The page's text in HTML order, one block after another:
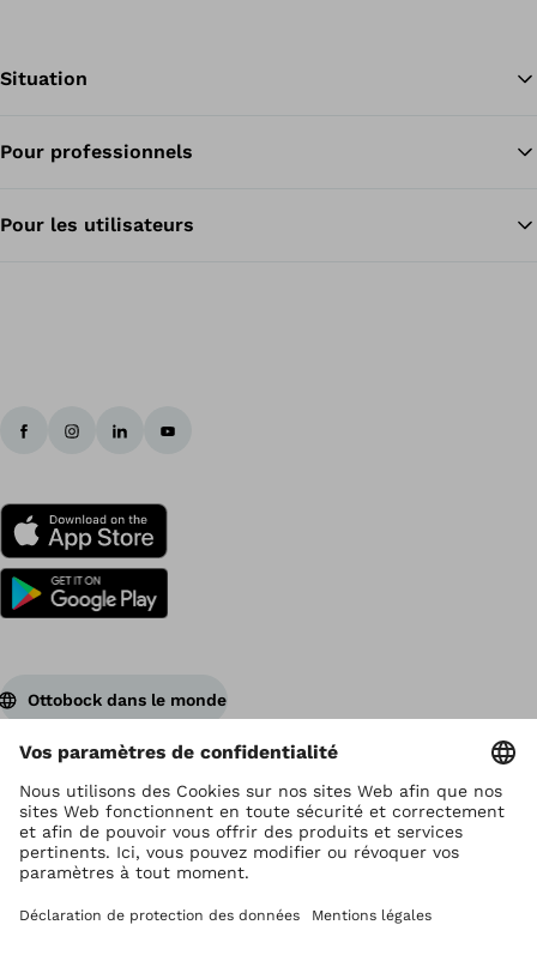
Situation
Pour professionnels
Pour les utilisateurs
Ottobock dans le monde
Ottobock est titulaire du droit d’auteur
Paramètres de protection des données
Déclaration de confidentialité
Conditions d'utilisation